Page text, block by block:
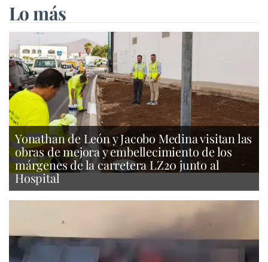
Lo más
Yonathan de León y Jacobo Medina visitan las
obras de mejora y embellecimiento de los
márgenes de la carretera LZ20 junto al
Hospital